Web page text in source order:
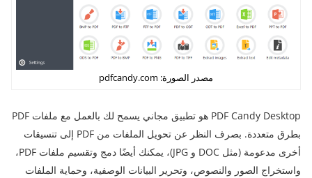
مصدر الصورة: pdfcandy.com
PDF Candy Desktop هو تطبيق مجاني يسمح لك بالعمل مع ملفات PDF
بطرق متعددة. بصرف النظر عن تحويل الملفات من PDF إلى تنسيقات
أخرى مدعومة (مثل DOC و JPG)، يمكنك أيضًا دمج وتقسيم ملفات PDF،
واستخراج الصور والنصوص، وتحرير البيانات الوصفية، وحماية الملفات